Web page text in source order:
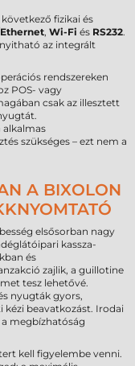
következő fizikai és
, Wi-Fi és RS232.
az integrált
rendszereken
POS- vagy
csak az illesztett
alkalmas
szükséges – ezt nem a
A BIXOLON
elsősorban nagy
kassza-
és
zajlik, a guillotine
tesz lehetővé.
nyugták gyors,
kézi beavatkozást. Irodai
megbízhatóság
kell figyelembe venni.